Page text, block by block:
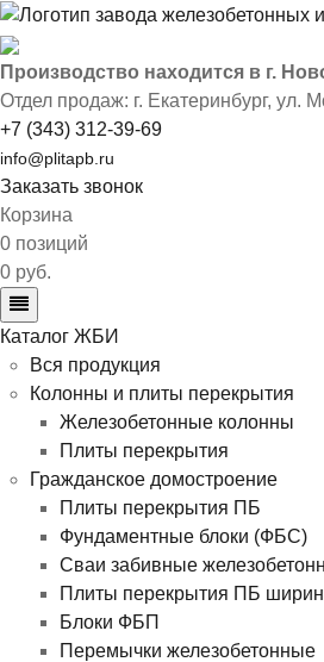
Производство находится в г.
Отдел продаж: г. Екатеринбург, ул.
+7 (343) 312-39-69
info@plitapb.ru
Заказать звонок
Корзина
0 позиций
0 руб.
Каталог ЖБИ
Вся продукция
Колонны и плиты перекрытия
Железобетонные колонны
Плиты перекрытия
Гражданское домостроение
Плиты перекрытия ПБ
Фундаментные блоки (ФБС)
Сваи забивные
Плиты перекрытия ПБ
Блоки ФБП
Перемычки железобетонные